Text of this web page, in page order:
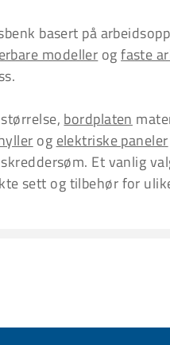
basert på
modeller ogfaste
bordplaten
og elektriske paneler
Et vanlig
sett og tilbehør for